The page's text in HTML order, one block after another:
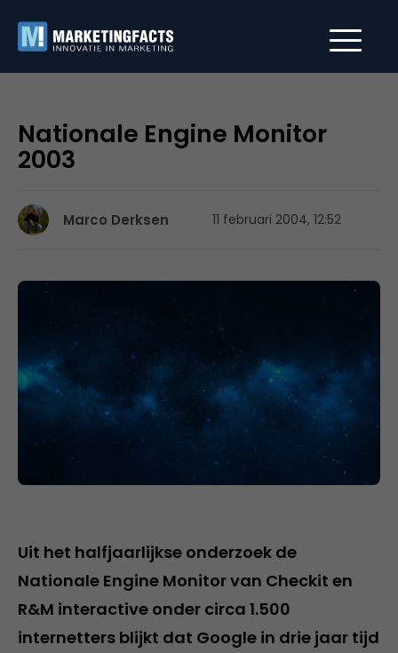
Nationale Engine Monitor
2003
Marco Derksen 11 februari 2004, 12:52
Uit het halfjaarlijkse onderzoek de
Nationale Engine Monitor van Checkit en
R&M interactive onder circa 1.500
internetters blijkt dat Google in drie jaar tijd